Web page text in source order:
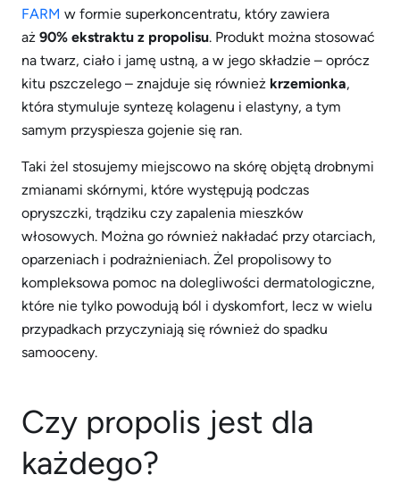
FARM w formie superkoncentratu, który zawiera
aż 90% ekstraktu z propolisu. Produkt można stosować
na twarz, ciało i jamę ustną, a w jego składzie – oprócz
kitu pszczelego – znajduje się również krzemionka,
która stymuluje syntezę kolagenu i elastyny, a tym
samym przyspiesza gojenie się ran.
Taki żel stosujemy miejscowo na skórę objętą drobnymi
zmianami skórnymi, które występują podczas
opryszczki, trądziku czy zapalenia mieszków
włosowych. Można go również nakładać przy otarciach,
oparzeniach i podrażnieniach. Żel propolisowy to
kompleksowa pomoc na dolegliwości dermatologiczne,
które nie tylko powodują ból i dyskomfort, lecz w wielu
przypadkach przyczyniają się również do spadku
samooceny.
Czy propolis jest dla
każdego?